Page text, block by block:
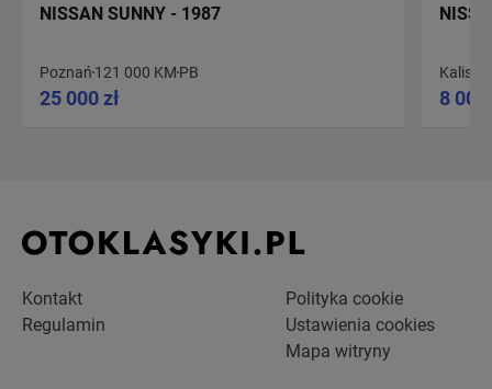
NISSAN SUNNY - 1987
Poznań 121 000 KM PB
25 000 zł
Kalisz
8 000
Kontakt
Regulamin
Polityka cookie
Ustawienia cookies
Mapa witryny